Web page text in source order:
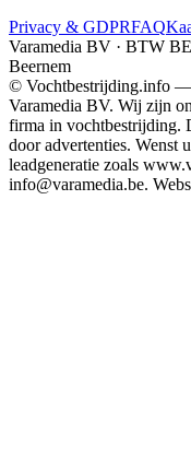
Privacy & GDPRFAQ
Varamedia BV · BTW
Beernem
© Vochtbestrijding.info
Varamedia BV. Wij zijn
firma in vochtbestrijding.
door advertenties. Wenst
leadgeneratie zoals
info@varamedia.be.